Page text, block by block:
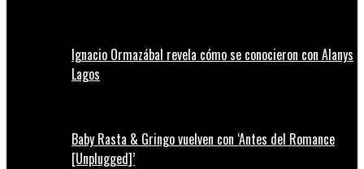
Ignacio Ormazábal revela cómo se conocieron con Alanys
Lagos
Baby Rasta & Gringo vuelven con ‘Antes del Romance
[Unplugged]’